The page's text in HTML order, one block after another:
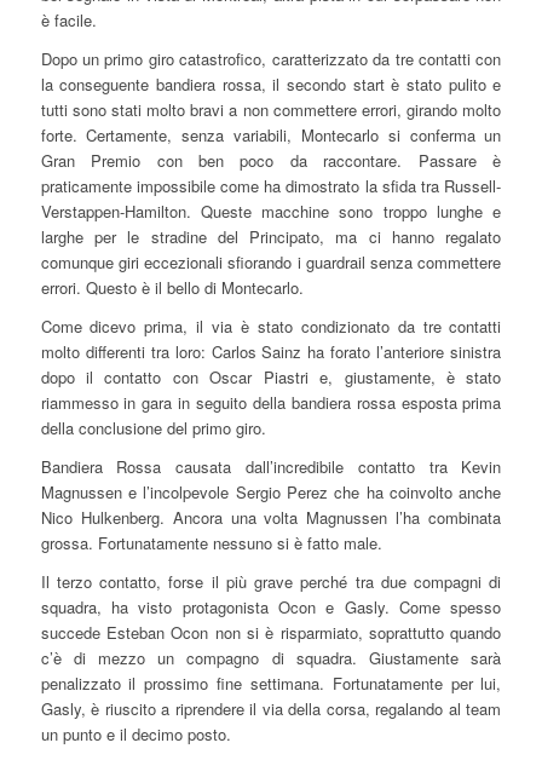
è facile.
Dopo un primo giro catastrofico, caratterizzato da tre contatti con
la conseguente bandiera rossa, il secondo start è stato pulito e
tutti sono stati molto bravi a non commettere errori, girando molto
forte. Certamente, senza variabili, Montecarlo si conferma un
Gran Premio con ben poco da raccontare. Passare è
praticamente impossibile come ha dimostrato la sfida tra Russell-
Verstappen-Hamilton. Queste macchine sono troppo lunghe e
larghe per le stradine del Principato, ma ci hanno regalato
comunque giri eccezionali sfiorando i guardrail senza commettere
errori. Questo è il bello di Montecarlo.
Come dicevo prima, il via è stato condizionato da tre contatti
molto differenti tra loro: Carlos Sainz ha forato l’anteriore sinistra
dopo il contatto con Oscar Piastri e, giustamente, è stato
riammesso in gara in seguito della bandiera rossa esposta prima
della conclusione del primo giro.
Bandiera Rossa causata dall’incredibile contatto tra Kevin
Magnussen e l’incolpevole Sergio Perez che ha coinvolto anche
Nico Hulkenberg. Ancora una volta Magnussen l’ha combinata
grossa. Fortunatamente nessuno si è fatto male.
Il terzo contatto, forse il più grave perché tra due compagni di
squadra, ha visto protagonista Ocon e Gasly. Come spesso
succede Esteban Ocon non si è risparmiato, soprattutto quando
c’è di mezzo un compagno di squadra. Giustamente sarà
penalizzato il prossimo fine settimana. Fortunatamente per lui,
Gasly, è riuscito a riprendere il via della corsa, regalando al team
un punto e il decimo posto.